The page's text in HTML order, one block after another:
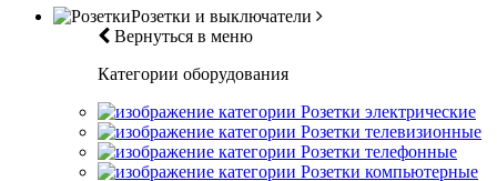
Розетки и выключатели
Вернуться в меню
Категории оборудования
Розетки электрические
Розетки телевизионные
Розетки телефонные
Розетки компьютерные